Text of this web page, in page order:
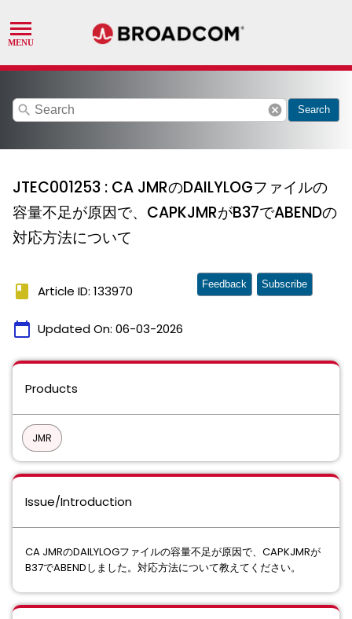
search cancel Search
JTEC001253 : CA JMRのDAILYLOGファイルの
容量不足が原因で、CAPKJMRがB37でABENDの
対応方法について
book Article ID: 133970
calendar_today Updated On: 06-03-2026
Feedback Subscribe
Products
JMR
Issue/Introduction
CA JMRのDAILYLOGファイルの容量不足が原因で、CAPKJMRが
B37でABENDしました。対応方法について教えてください。